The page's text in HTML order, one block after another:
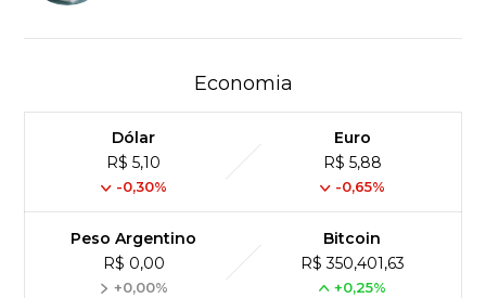
Economia
Dólar
R$ 5,10
-0,30%
Euro
R$ 5,88
-0,65%
Peso Argentino
R$ 0,00
+0,00%
Bitcoin
R$ 350,401,63
+0,25%